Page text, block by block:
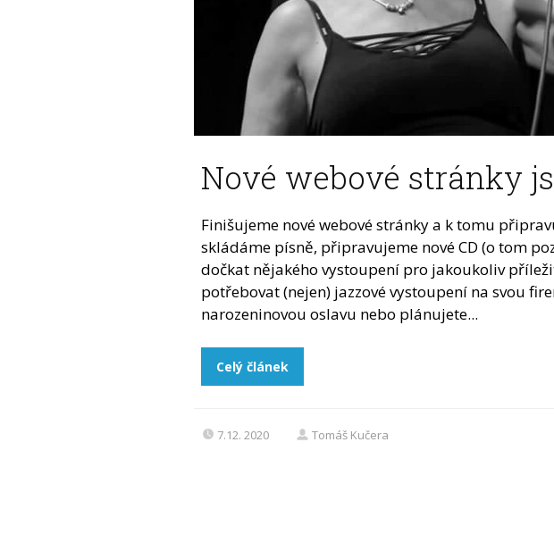
Nové webové stránky
Finišujeme nové webové stránky a k tomu
skládáme písně, připravujeme nové CD (o tom
dočkat nějakého vystoupení pro jakoukoliv
potřebovat (nejen) jazzové vystoupení na svou
narozeninovou oslavu nebo plánujete...
Celý článek
7.12. 2020 Tomáš Kučera